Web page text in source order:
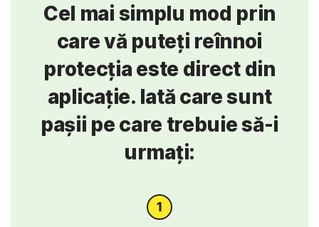
Cel mai simplu mod prin
care vă puteți reînnoi
protecția este direct din
aplicație. Iată care sunt
pașii pe care trebuie să-i
urmați: